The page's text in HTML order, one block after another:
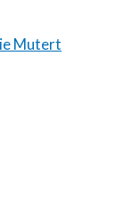
Mutert